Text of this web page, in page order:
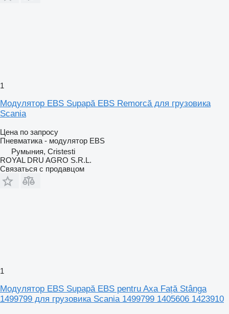
1
Модулятор EBS Supapă EBS Remorcă для грузовика
Scania
Цена по запросу
Пневматика - модулятор EBS
Румыния, Cristesti
ROYAL DRU AGRO S.R.L.
Связаться с продавцом
1
Модулятор EBS Supapă EBS pentru Axa Față Stânga
1499799 для грузовика Scania 1499799 1405606 1423910